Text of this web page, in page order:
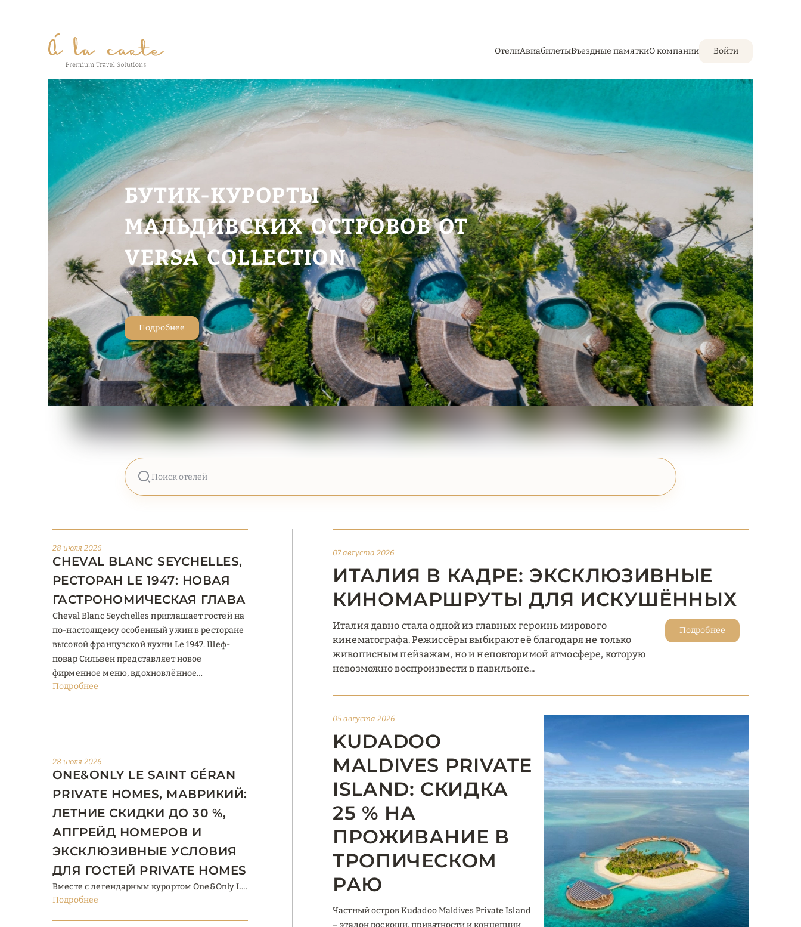
ОтелиАвиабилетыВъездные памяткиО компании Войти
БУТИК-КУРОРТЫ
МАЛЬДИВСКИХ ОСТРОВОВ ОТ
VERSA COLLECTION
...
Подробнее
28 июля 2026
CHEVAL BLANC SEYCHELLES,
РЕСТОРАН LE 1947: НОВАЯ
ГАСТРОНОМИЧЕСКАЯ ГЛАВА
Cheval Blanc Seychelles приглашает гостей на
по-настоящему особенный ужин в ресторане
высокой французской кухни Le 1947. Шеф-
повар Сильвен представляет новое
фирменное меню, вдохновлённое
легендарным парфюмерным аккордом
расположен напротив скульптуры Прюн
Нурри ...
Подробнее
28 июля 2026
ONE&ONLY LE SAINT GÉRAN
PRIVATE HOMES, МАВРИКИЙ:
ЛЕТНИЕ СКИДКИ ДО 30 %,
АПГРЕЙД НОМЕРОВ И
ЭКСКЛЮЗИВНЫЕ УСЛОВИЯ
ДЛЯ ГОСТЕЙ PRIVATE HOMES
Вместе с легендарным курортом One&Only Le
Saint Géran Private Homes на Маврикии мы
Подробнее
07 августа 2026
ИТАЛИЯ В КАДРЕ: ЭКСКЛЮЗИВНЫЕ
КИНОМАРШРУТЫ ДЛЯ ИСКУШЁННЫХ
Италия давно стала одной из главных героинь мирового
кинематографа. Режиссёры выбирают её благодаря не только
живописным пейзажам, но и неповторимой атмосфере, которую
невозможно воспроизвести в павильоне...
Подробнее
05 августа 2026
KUDADOO
MALDIVES PRIVATE
ISLAND: СКИДКА
25 % НА
ПРОЖИВАНИЕ В
ТРОПИЧЕСКОМ
РАЮ
Частный остров Kudadoo Maldives Private Island
– эталон роскоши, приватности и концепции